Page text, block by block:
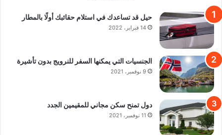
حيل قد تساعدك في استلام حقائبك أولًا بالمطار
14 فبراير، 2022
الجنسيات التي يمكنها السفر للنرويج بدون تأشيرة
9 نوفمبر، 2021
دول تمنح سكن مجاني للمقيمين الجدد
11 نوفمبر، 2021